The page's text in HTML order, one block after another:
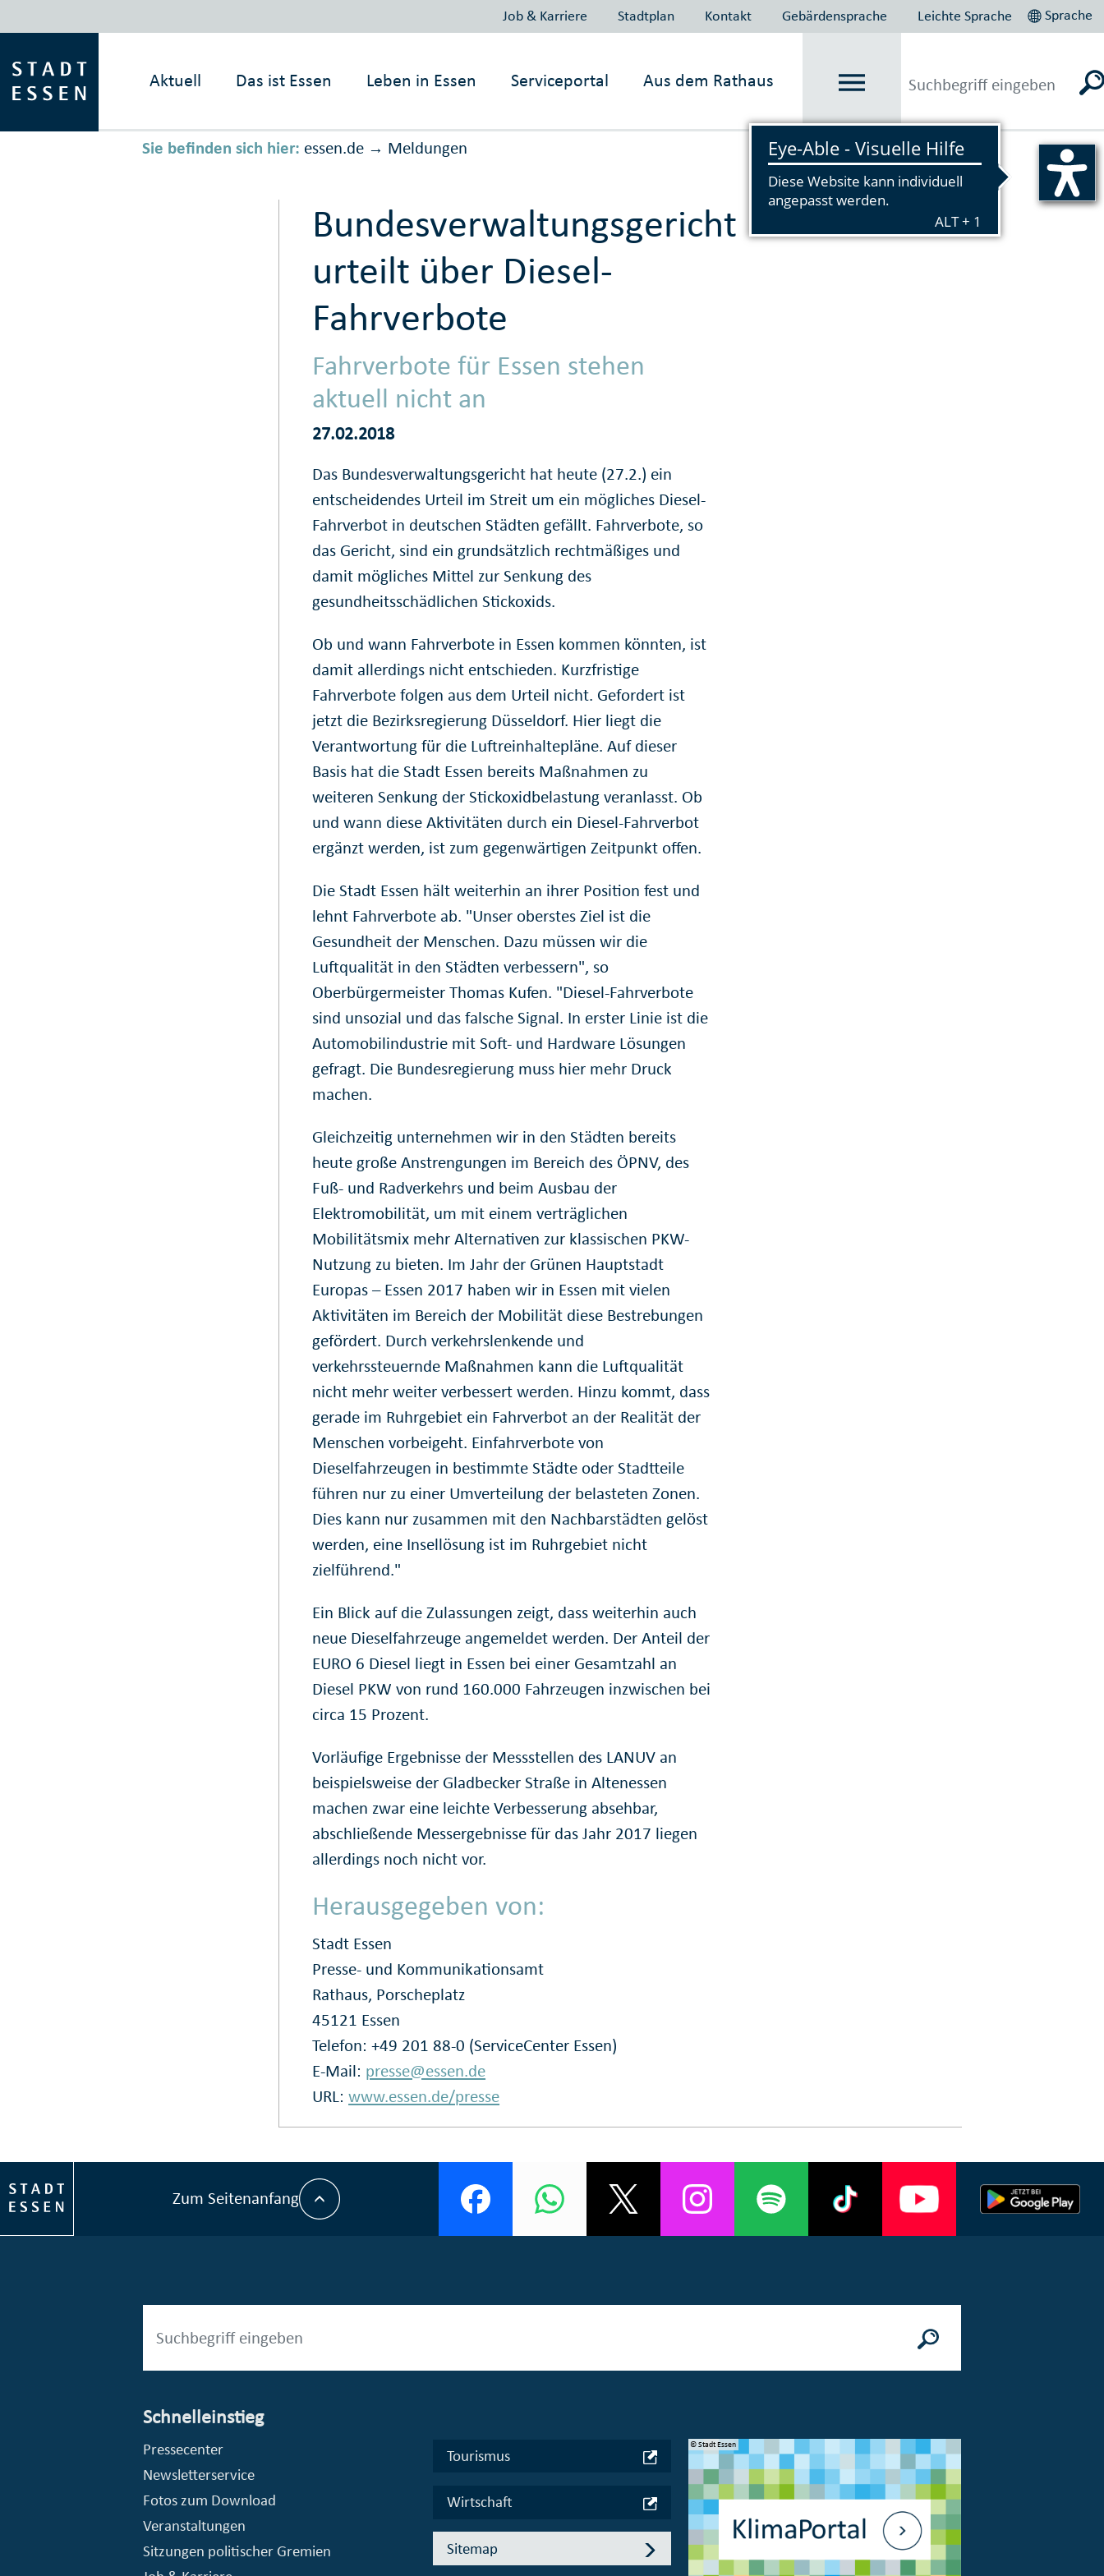
Job & Karriere Stadtplan Kontakt Gebärdensprache Leichte Sprache Sprache
Aktuell Das ist Essen Leben in Essen Serviceportal Aus dem Rathaus
Sie befinden sich hier: essen.de → Meldungen Vorlesen
Bundesverwaltungsgericht
urteilt über Diesel-
Fahrverbote
Fahrverbote für Essen stehen
aktuell nicht an
27.02.2018
Das Bundesverwaltungsgericht hat heute (27.2.) ein
entscheidendes Urteil im Streit um ein mögliches Diesel-
Fahrverbot in deutschen Städten gefällt. Fahrverbote, so
das Gericht, sind ein grundsätzlich rechtmäßiges und
damit mögliches Mittel zur Senkung des
gesundheitsschädlichen Stickoxids.
Ob und wann Fahrverbote in Essen kommen könnten, ist
damit allerdings nicht entschieden. Kurzfristige
Fahrverbote folgen aus dem Urteil nicht. Gefordert ist
jetzt die Bezirksregierung Düsseldorf. Hier liegt die
Verantwortung für die Luftreinhaltepläne. Auf dieser
Basis hat die Stadt Essen bereits Maßnahmen zu
weiteren Senkung der Stickoxidbelastung veranlasst. Ob
und wann diese Aktivitäten durch ein Diesel-Fahrverbot
ergänzt werden, ist zum gegenwärtigen Zeitpunkt offen.
Die Stadt Essen hält weiterhin an ihrer Position fest und
lehnt Fahrverbote ab. "Unser oberstes Ziel ist die
Gesundheit der Menschen. Dazu müssen wir die
Luftqualität in den Städten verbessern", so
Oberbürgermeister Thomas Kufen. "Diesel-Fahrverbote
sind unsozial und das falsche Signal. In erster Linie ist die
Automobilindustrie mit Soft- und Hardware Lösungen
gefragt. Die Bundesregierung muss hier mehr Druck
machen.
Gleichzeitig unternehmen wir in den Städten bereits
heute große Anstrengungen im Bereich des ÖPNV, des
Fuß- und Radverkehrs und beim Ausbau der
Elektromobilität, um mit einem verträglichen
Mobilitätsmix mehr Alternativen zur klassischen PKW-
Nutzung zu bieten. Im Jahr der Grünen Hauptstadt
Europas – Essen 2017 haben wir in Essen mit vielen
Aktivitäten im Bereich der Mobilität diese Bestrebungen
gefördert. Durch verkehrslenkende und
verkehrssteuernde Maßnahmen kann die Luftqualität
nicht mehr weiter verbessert werden. Hinzu kommt, dass
gerade im Ruhrgebiet ein Fahrverbot an der Realität der
Menschen vorbeigeht. Einfahrverbote von
Dieselfahrzeugen in bestimmte Städte oder Stadtteile
führen nur zu einer Umverteilung der belasteten Zonen.
Dies kann nur zusammen mit den Nachbarstädten gelöst
werden, eine Insellösung ist im Ruhrgebiet nicht
zielführend."
Ein Blick auf die Zulassungen zeigt, dass weiterhin auch
neue Dieselfahrzeuge angemeldet werden. Der Anteil der
EURO 6 Diesel liegt in Essen bei einer Gesamtzahl an
Diesel PKW von rund 160.000 Fahrzeugen inzwischen bei
circa 15 Prozent.
Vorläufige Ergebnisse der Messstellen des LANUV an
beispielsweise der Gladbecker Straße in Altenessen
machen zwar eine leichte Verbesserung absehbar,
abschließende Messergebnisse für das Jahr 2017 liegen
allerdings noch nicht vor.
Herausgegeben von:
Stadt Essen
Presse- und Kommunikationsamt
Rathaus, Porscheplatz
45121 Essen
Telefon: +49 201 88-0 (ServiceCenter Essen)
E-Mail: presse@essen.de
URL:www.essen.de/presse
Zum Seitenanfang
Schnelleinstieg
Pressecenter
Newsletterservice
Fotos zum Download
Veranstaltungen
Sitzungen politischer Gremien
Tourismus
Wirtschaft
Sitemap
© Stadt Essen, Presse- und Kommunikationsamt © Stadt Essen